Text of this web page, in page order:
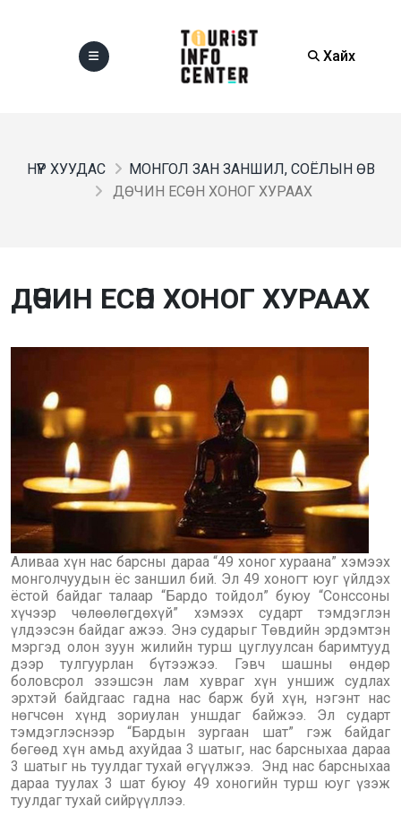
Хайх
НҮҮР ХУУДАС
МОНГОЛ ЗАН ЗАНШИЛ, СОЁЛЫН ӨВ
ДӨЧИН ЕСӨН ХОНОГ ХУРААХ
ДӨЧИН ЕСӨН ХОНОГ ХУРААХ
Аливаа хүн нас барсны дараа “49 хоног хураана” хэмээх
монголчуудын ёс заншил бий. Эл 49 хоногт юуг үйлдэх
ёстой байдаг талаар “Бардо тойдол” буюу “Сонссоны
хүчээр чөлөөлөгдөхүй” хэмээх сударт тэмдэглэн
үлдээсэн байдаг ажээ. Энэ сударыг Төвдийн эрдэмтэн
мэргэд олон зуун жилийн турш цуглуулсан баримтууд
дээр тулгуурлан бүтээжээ. Гэвч шашны өндөр
боловсрол эзэшсэн лам хувраг хүн уншиж судлах
эрхтэй байдгаас гадна нас барж буй хүн, нэгэнт нас
нөгчсөн хүнд зориулан уншдаг байжээ. Эл сударт
тэмдэглэснээр “Бардын зургаан шат” гэж байдаг
бөгөөд хүн амьд ахуйдаа 3 шатыг, нас барсныхаа дараа
3 шатыг нь туулдаг тухай өгүүлжээ. Энд нас барсныхаа
дараа туулах 3 шат буюу 49 хоногийн турш юуг үзэж
туулдаг тухай сийрүүллээ.